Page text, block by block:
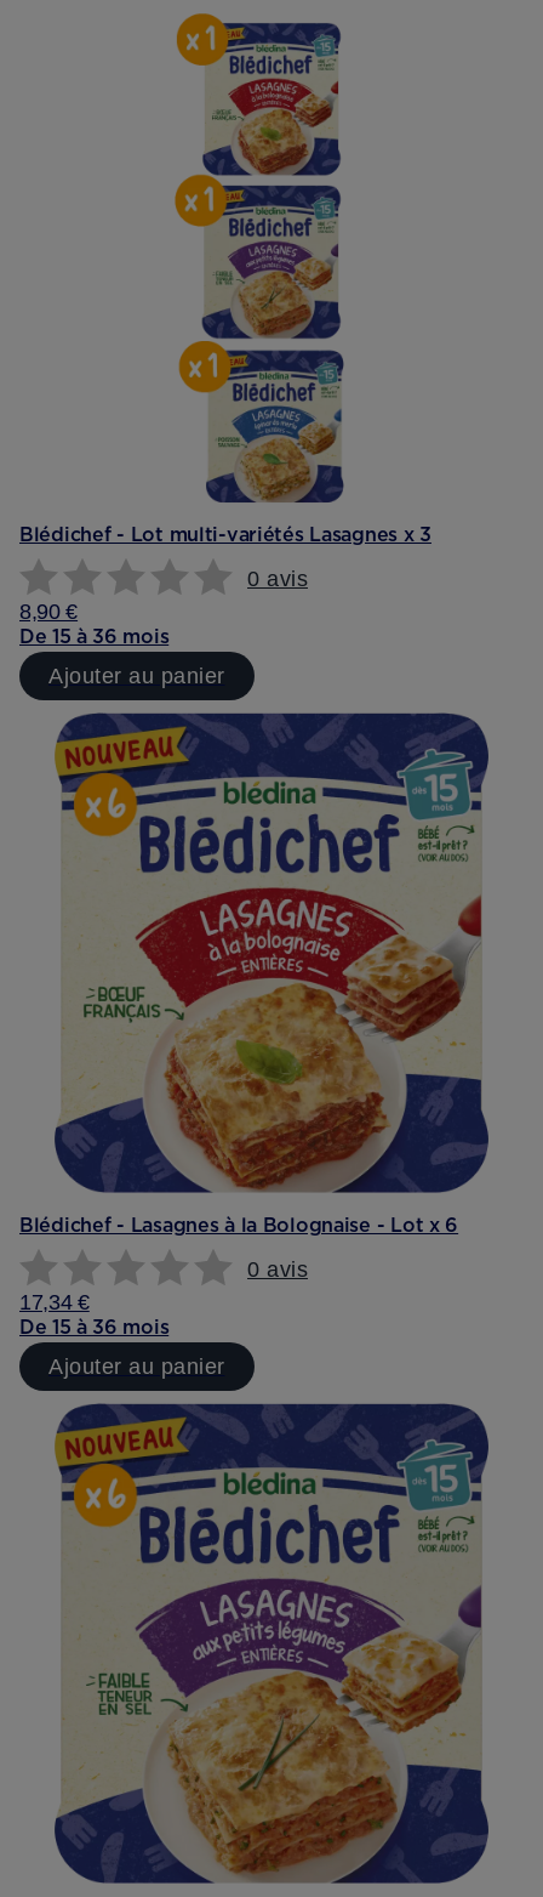
Blédichef - Lot multi-variétés Lasagnes x 3
0 avis
8,90 €
De 15 à 36 mois
Ajouter au panier
Blédichef - Lasagnes à la Bolognaise - Lot x 6
0 avis
17,34 €
De 15 à 36 mois
Ajouter au panier